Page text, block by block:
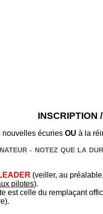
INSCRIPTION
nouvelles écuries OU à la
- NOTEZ QUE LA
(veiller, au
pilotes).
est celle du remplaçant